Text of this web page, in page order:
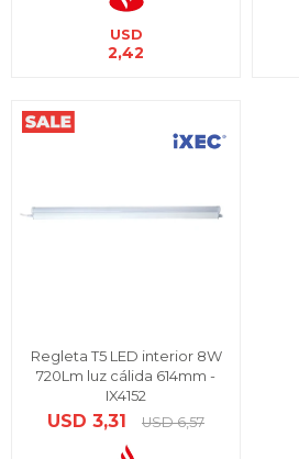
USD
2,42
Regleta T5 LED interior 8W
720Lm luz cálida 614mm -
IX4152
USD 3,31 USD 6,57